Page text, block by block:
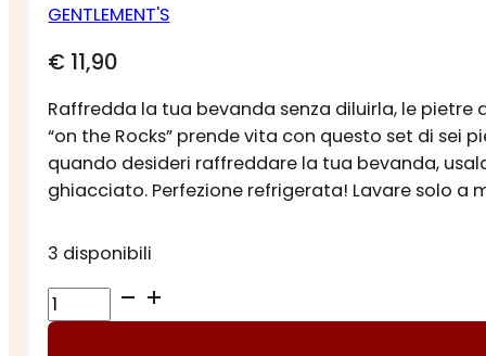
GENTLEMENT'S
€ 11,90
Raffredda la tua bevanda senza diluirla, le
“on the Rocks” prende vita con questo set di
quando desideri raffreddare la tua bevanda,
ghiacciato. Perfezione refrigerata! Lavare solo a
3 disponibili
PIETRE
PER